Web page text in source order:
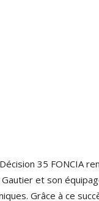
35 FONCIA
Gautier et son
Grâce à ce